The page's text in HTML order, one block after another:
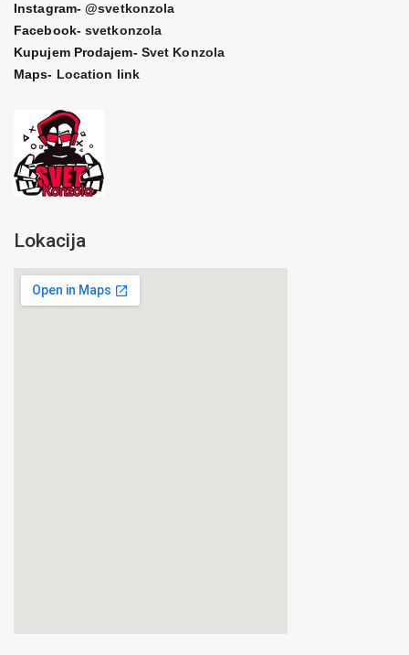
Instagram-@svetkonzola
Facebook- svetkonzola
Kupujem Prodajem- Svet Konzola
Maps- Location link
Lokacija